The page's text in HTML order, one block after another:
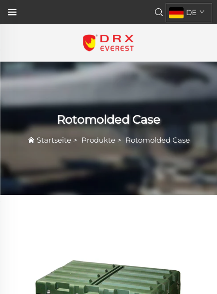
DE
Rotomolded Case
Startseite> Produkte> Rotomolded Case